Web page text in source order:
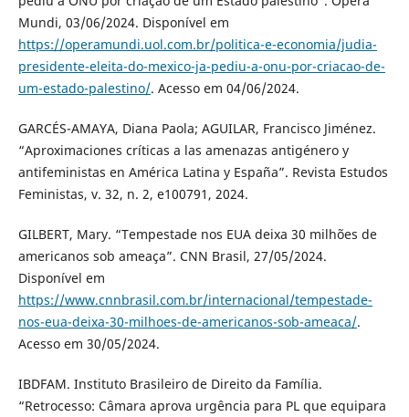
Mundi, 03/06/2024. Disponível em
https://operamundi.uol.com.br/politica-e-economia/judia-
presidente-eleita-do-mexico-ja-pediu-a-onu-por-criacao-de-
um-estado-palestino/. Acesso em 04/06/2024.
GARCÉS-AMAYA, Diana Paola; AGUILAR, Francisco Jiménez.
“Aproximaciones críticas a las amenazas antigénero y
antifeministas en América Latina y España”. Revista Estudos
Feministas, v. 32, n. 2, e100791, 2024.
GILBERT, Mary. “Tempestade nos EUA deixa 30 milhões de
americanos sob ameaça”. CNN Brasil, 27/05/2024.
Disponível em
https://www.cnnbrasil.com.br/internacional/tempestade-
nos-eua-deixa-30-milhoes-de-americanos-sob-ameaca/.
Acesso em 30/05/2024.
IBDFAM. Instituto Brasileiro de Direito da Família.
“Retrocesso: Câmara aprova urgência para PL que equipara